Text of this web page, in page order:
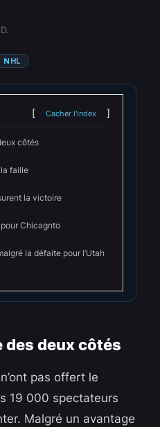
NHL
Cacher l'index
côtés
faille
la victoire
Chicagnto
la défaite pour l’Utah
des deux côtés
pas offert le
19 000 spectateurs
Malgré un avantage